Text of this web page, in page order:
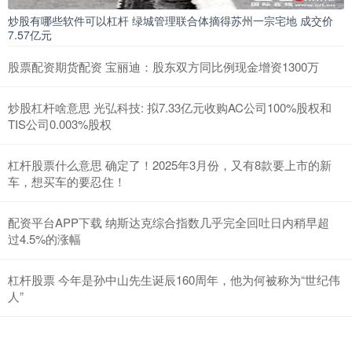
炒股有哪些软件可以杠杆 绿城管理联合体摘得苏州一宗宅地 成交价
7.57亿元
股票配资期货配资 宝丽迪：股东双方同比例现金增资1300万
炒股杠杆啥意思 光弘科技: 拟7.33亿元收购AC公司100%股权和
TIS公司0.003%股权
杠杆股票什么意思 确定了！2025年3月份，又有8款要上市的新
车，想买车的要忍住！
配资平台APP下载 纳斯达克综合指数几乎完全回吐日内稍早超
过4.5%的涨幅
杠杆股票 今年是孙中山先生诞辰160周年，他为何被称为“世纪伟
人”